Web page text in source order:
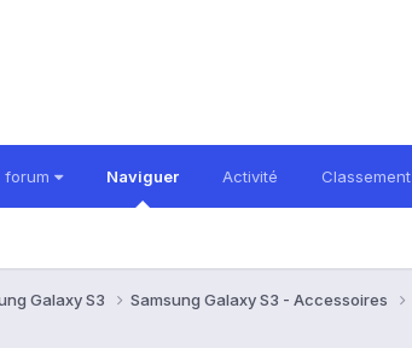
forum Naviguer Activité Classement
Galaxy S3 Samsung Galaxy S3 - Accessoires